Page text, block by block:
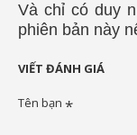
Và chỉ có duy
phiên bản này
VIẾT ĐÁNH GIÁ
Tên bạn